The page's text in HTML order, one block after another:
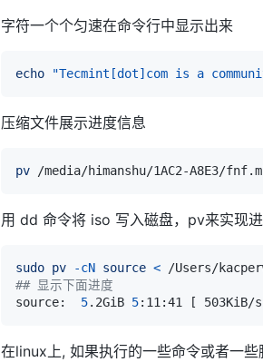
字符一个个匀速在命令行中显示出来
echo "Tecmint[dot]com is a
压缩文件展示进度信息
pv /media/himanshu/1AC2-A8E3/
用 dd 命令将 iso 写入磁盘，pv来实现
sudo pv -cN source < /Users/
## 显示下面进度
source: 5.2GiB 5:11:41 [ 503KiB/s
在linux上, 如果执行的一些命令或者一